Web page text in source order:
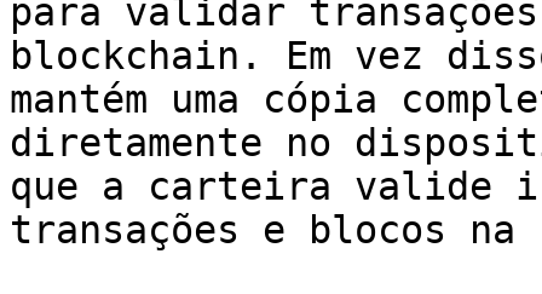
para validar
blockchain. Em vez
mantém uma cópia
diretamente no
que a carteira valide
transações e blocos na